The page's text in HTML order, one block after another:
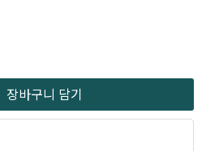
장바구니 담기